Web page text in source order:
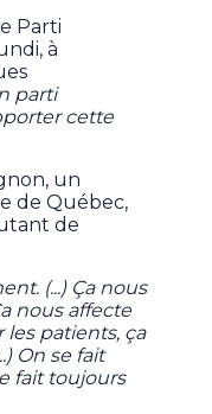
Parti
à
parti
cette
un
de Québec,
de
(...) Ça nous
nous affecte
les patients, ça
On se fait
fait toujours